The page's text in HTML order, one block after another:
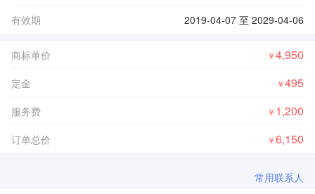
有效期
2019-04-07 至 2029-04-06
商标单价 ￥4,950
定金 ￥495
服务费 ￥ 1,200
订单总价 ￥6,150
常用联系人